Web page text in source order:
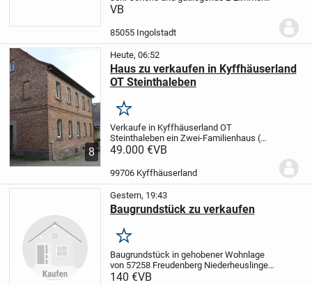
Erdgeschoß Wohnung mit 61m
Tiefgaragenplatz gegen älteres Haus.Die
Wohnung ist neu...
VB
85055 Ingolstadt
8
Heute, 06:52
Haus zu verkaufen in Kyffhäuserland
OT Steinthaleben
Merken
Verkaufe in Kyffhäuserland OT
Steinthaleben ein Zwei-Familienhaus (
ehemalige Schule ). Baujahr 1925, 8
Wohnfläche. Grundstück 257 m². Es sind
größere Renovierungs...
49.000 €VB
99706 Kyffhäuserland
Gestern, 19:43
Baugrundstück zu verkaufen
Merken
Baugrundstück in gehobener Wohnlage
von 57258 Freudenberg Niederheuslingen
zu verkaufen.
140 €VB